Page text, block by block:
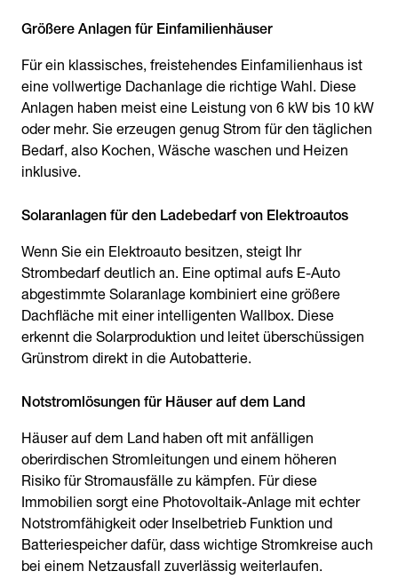
Größere Anlagen für Einfamilienhäuser
Für ein klassisches, freistehendes Einfamilienhaus ist
eine vollwertige Dachanlage die richtige Wahl. Diese
Anlagen haben meist eine Leistung von 6 kW bis 10 kW
oder mehr. Sie erzeugen genug Strom für den täglichen
Bedarf, also Kochen, Wäsche waschen und Heizen
inklusive.
Solaranlagen für den Ladebedarf von Elektroautos
Wenn Sie ein Elektroauto besitzen, steigt Ihr
Strombedarf deutlich an. Eine optimal aufs E-Auto
abgestimmte Solaranlage kombiniert eine größere
Dachfläche mit einer intelligenten Wallbox. Diese
erkennt die Solarproduktion und leitet überschüssigen
Grünstrom direkt in die Autobatterie.
Notstromlösungen für Häuser auf dem Land
Häuser auf dem Land haben oft mit anfälligen
oberirdischen Stromleitungen und einem höheren
Risiko für Stromausfälle zu kämpfen. Für diese
Immobilien sorgt eine Photovoltaik-Anlage mit echter
Notstromfähigkeit oder Inselbetrieb Funktion und
Batteriespeicher dafür, dass wichtige Stromkreise auch
bei einem Netzausfall zuverlässig weiterlaufen.